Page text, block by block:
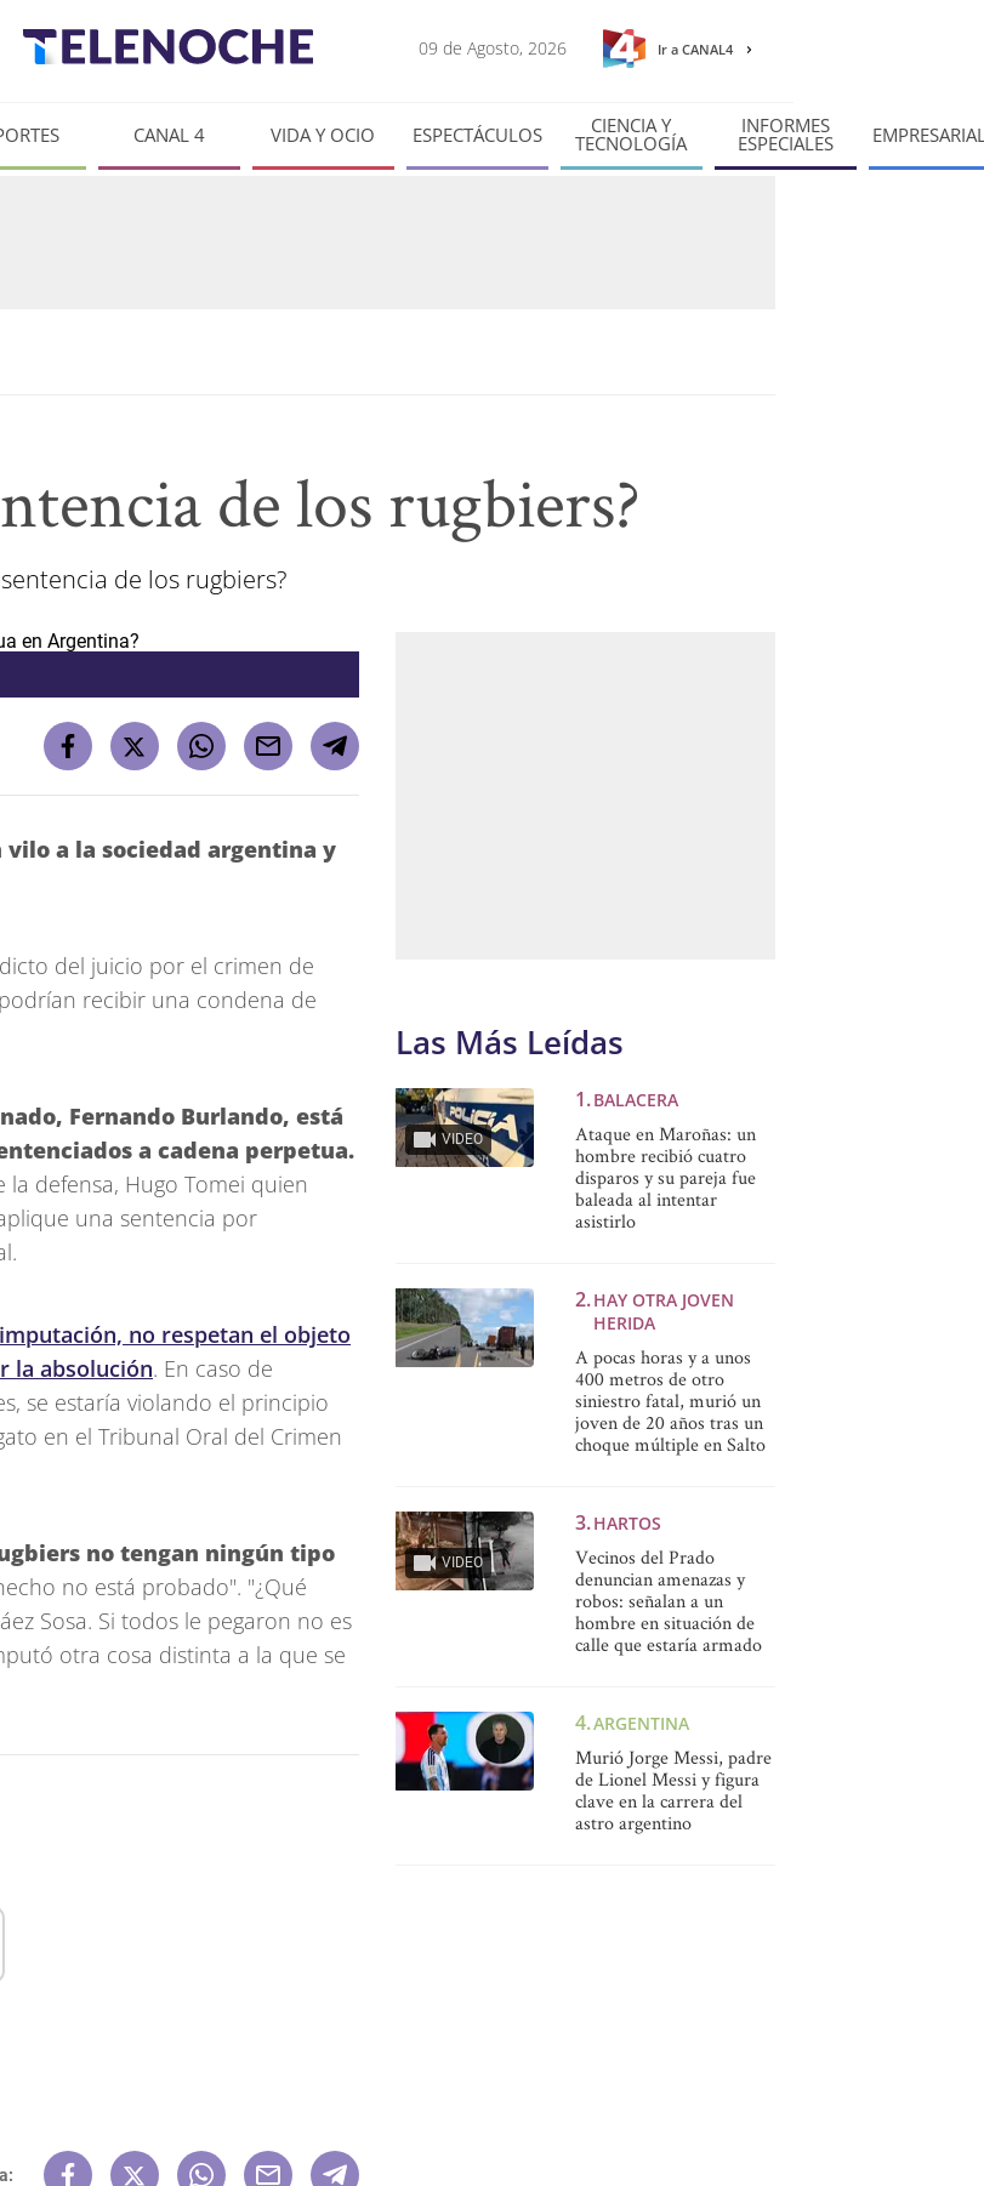
09 de Agosto, 2026 Ir a CANAL4
CANAL 4 VIDA Y OCIO ESPECTÁCULOS CIENCIA Y
TECNOLOGÍA
INFORMES
ESPECIALES
de los rugbiers?
de los rugbiers?
vilo a la sociedad argentina y
del juicio por el crimen de
recibir una condena de
Fernando Burlando, está
a cadena perpetua.
defensa, Hugo Tomei quien
una sentencia por
no respetan el objeto
la absolución. En caso de
se estaría violando el principio
en el Tribunal Oral del Crimen
no tengan ningún tipo
no está probado". "¿Qué
Sosa. Si todos le pegaron no es
otra cosa distinta a la que se
Las Más Leídas
VIDEO
BALACERA
Ataque en Maroñas: un
hombre recibió cuatro
disparos y su pareja fue
baleada al intentar
asistirlo
HAY OTRA JOVEN
HERIDA
A pocas horas y a unos
400 metros de otro
siniestro fatal, murió un
joven de 20 años tras un
choque múltiple en Salto
VIDEO
HARTOS
Vecinos del Prado
denuncian amenazas y
robos: señalan a un
hombre en situación de
calle que estaría armado
ARGENTINA
Murió Jorge Messi, padre
de Lionel Messi y figura
clave en la carrera del
astro argentino